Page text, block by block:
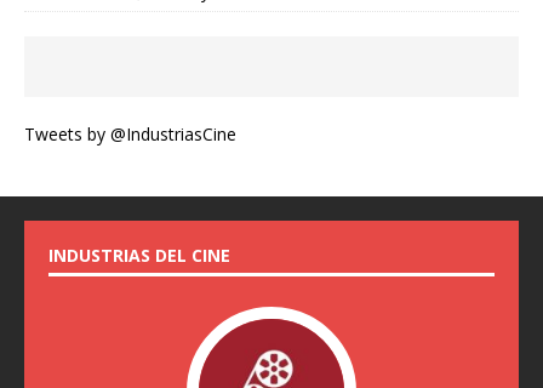
Tweets by @IndustriasCine
INDUSTRIAS DEL CINE